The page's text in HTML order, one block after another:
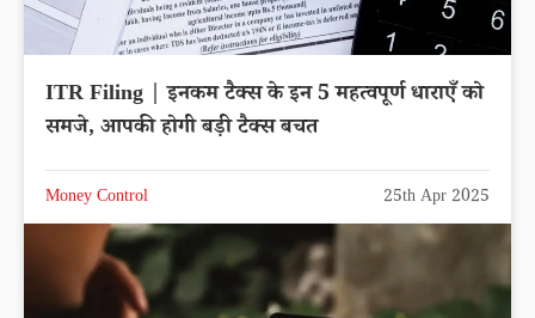
ITR Filing | इनकम टैक्स के इन 5 महत्वपूर्ण धाराएँ को
समजे, आपकी होगी बड़ी टैक्स बचत
Money Control 25th Apr 2025